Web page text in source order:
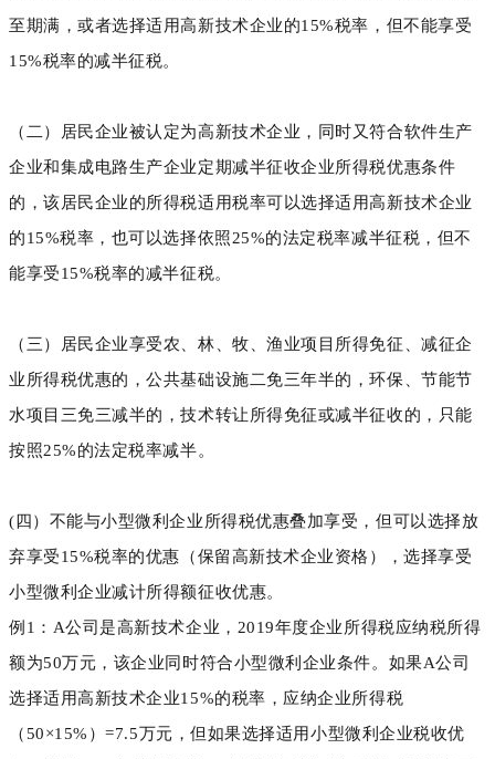
至期满，或者选择适用高新技术企业的15%税率，但不能享受
15%税率的减半征税。
（二）居民企业被认定为高新技术企业，同时又符合软件生产
企业和集成电路生产企业定期减半征收企业所得税优惠条件
的，该居民企业的所得税适用税率可以选择适用高新技术企业
的15%税率，也可以选择依照25%的法定税率减半征税，但不
能享受15%税率的减半征税。
（三）居民企业享受农、林、牧、渔业项目所得免征、减征企
业所得税优惠的，公共基础设施二免三年半的，环保、节能节
水项目三免三减半的，技术转让所得免征或减半征收的，只能
按照25%的法定税率减半。
(四）不能与小型微利企业所得税优惠叠加享受，但可以选择放
弃享受15%税率的优惠（保留高新技术企业资格），选择享受
小型微利企业减计所得额征收优惠。
例1：A公司是高新技术企业，2019年度企业所得税应纳税所得
额为50万元，该企业同时符合小型微利企业条件。如果A公司
选择适用高新技术企业15%的税率，应纳企业所得税
（50×15%）=7.5万元，但如果选择适用小型微利企业税收优